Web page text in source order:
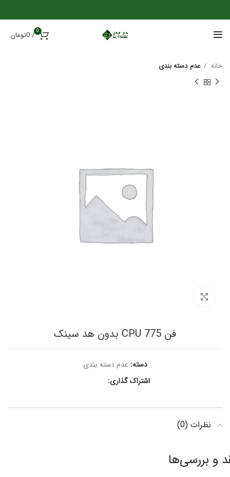
0
/
0تومان
خانه عدم دسته بندی
فن 775 CPU بدون هد سینک
دسته: عدم دسته بندی
اشتراک گذاری:
نظرات (0)
و بررسی‌ها